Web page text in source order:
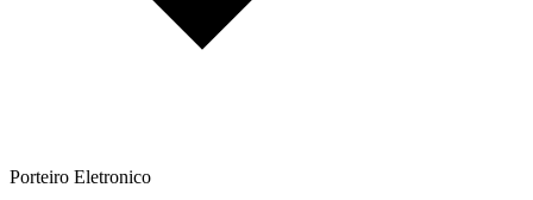
Porteiro Eletronico